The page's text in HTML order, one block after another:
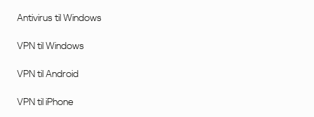
Antivirus til Windows
VPN til Windows
VPN til Android
VPN til iPhone